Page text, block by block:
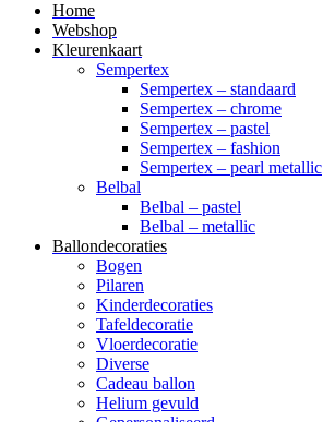
Home
Webshop
Kleurenkaart
Sempertex
Sempertex – standaard
Sempertex – chrome
Sempertex – pastel
Sempertex – fashion
Sempertex – pearl metallic
Belbal
Belbal – pastel
Belbal – metallic
Ballondecoraties
Bogen
Pilaren
Kinderdecoraties
Tafeldecoratie
Vloerdecoratie
Diverse
Cadeau ballon
Helium gevuld